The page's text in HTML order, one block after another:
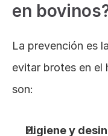
en
La prevención es
evitar brotes en el
son:
Higiene y